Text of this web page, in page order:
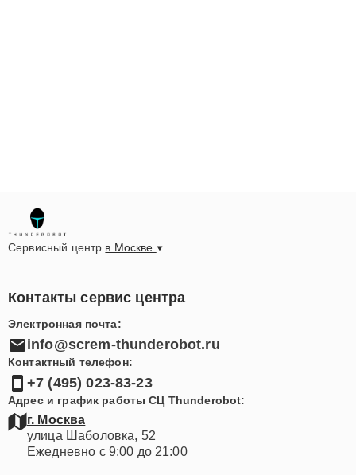
Сервисный центрв Москве
Контакты сервис центра
Электронная почта:
info@screm-thunderobot.ru
Контактный телефон:
+7 (495) 023-83-23
Адрес и график работы СЦ Thunderobot:
г. Москва
улица Шаболовка, 52
Ежедневно с 9:00 до 21:00